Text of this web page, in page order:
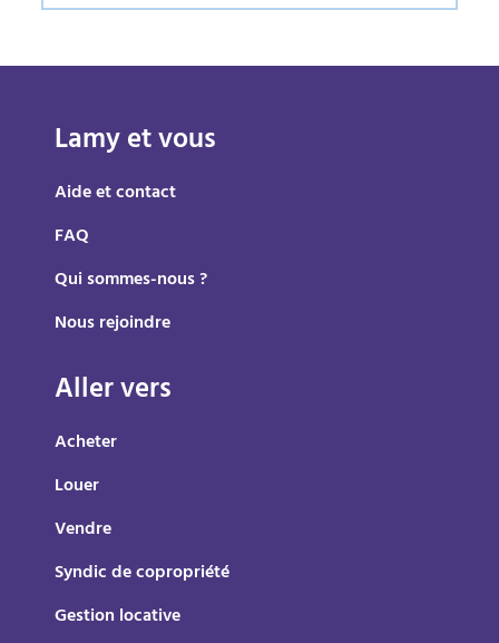
Lamy et vous
Aide et contact
FAQ
Qui sommes-nous ?
Nous rejoindre
Aller vers
Acheter
Louer
Vendre
Syndic de copropriété
Gestion locative